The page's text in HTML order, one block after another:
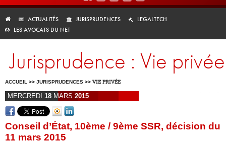
ACTUALITÉS JURISPRUDENCES
LEGALTECH
LES AVOCATS DU NET
Jurisprudence : Vie privée
ACCUEIL >> JURISPRUDENCES >> VIE PRIVÉE
MERCREDI 18 MARS 2015
Conseil d’État, 10ème / 9ème SSR, décision du
11 mars 2015